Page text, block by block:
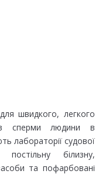
швидкого, легкого
сперми людини в
лабораторії судової
білизну,
та пофарбовані